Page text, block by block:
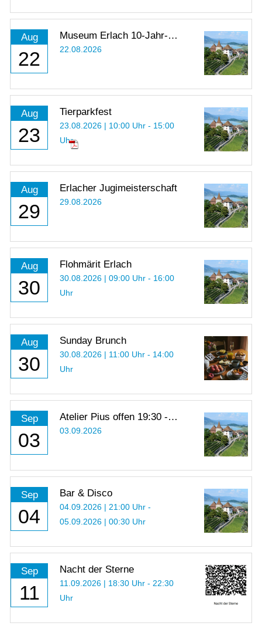
Aug
22
Museum Erlach 10-Jahr-
Jubiläum
22.08.2026
Aug
23
Tierparkfest
23.08.2026 | 10:00 Uhr - 15:00
Uhr
Aug
29
Erlacher Jugimeisterschaft
29.08.2026
Aug
30
Flohmärit Erlach
30.08.2026 | 09:00 Uhr - 16:00
Uhr
Aug
30
Sunday Brunch
30.08.2026 | 11:00 Uhr - 14:00
Uhr
Sep
03
Atelier Pius offen 19:30 -
21:00 Uhr
03.09.2026
Sep
04
Bar & Disco
04.09.2026 | 21:00 Uhr -
05.09.2026 | 00:30 Uhr
Sep
11
Nacht der Sterne
11.09.2026 | 18:30 Uhr - 22:30
Uhr